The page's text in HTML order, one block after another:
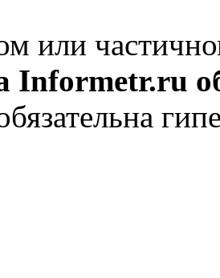
или
Informetr.ru